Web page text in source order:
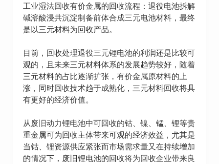
工业湿法回收有价金属的回收流程：退役电池拆解
碱溶酸浸共沉淀制备前体合成三元电池材料，最终
是以三元材料为回收产品。
目前，回收处理退役三元锂电池的利润还是比较可
观的，且未来三元材料体系的发展趋势较好，随着
三元材料的占比逐渐扩张，有价金属原材料的上
涨，同时回收技术趋于成熟化，三元材料回收将具
有更好的经济价值。
从废旧动力锂电池中可回收的钴、镍、锰、锂等贵
重金属可为回收主体带来可观的经济效益，尤其是
当钴、锂资源供应紧张而市场需求量又在持续增加
的情况下，废旧锂电池的回收将为回收企业带来良